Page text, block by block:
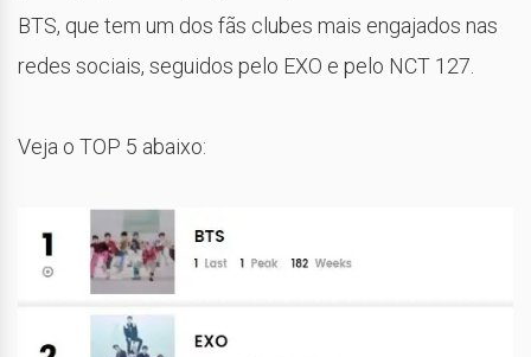
BTS, que tem um dos fãs clubes mais engajados nas
redes sociais, seguidos pelo EXO e pelo NCT 127.
Veja o TOP 5 abaixo: